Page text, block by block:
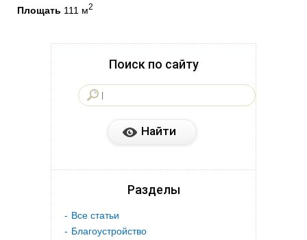
Площать 111 м2
Поиск по сайту
Разделы
Все статьи
Благоустройство